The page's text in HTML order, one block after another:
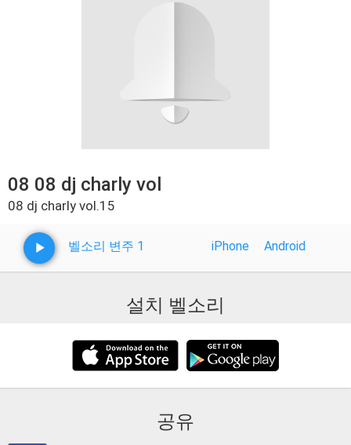
08 08 dj charly vol
08 dj charly vol.15
벨소리 변주 1 iPhone Android
설치 벨소리
공유